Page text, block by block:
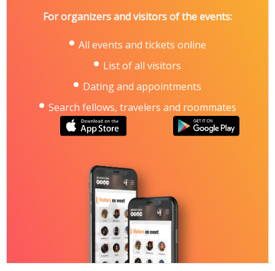
For organizers and visitors of the events:
All events and tickets online
List of all visitors
Dating and appointments
Search fellows, travelers and roommates